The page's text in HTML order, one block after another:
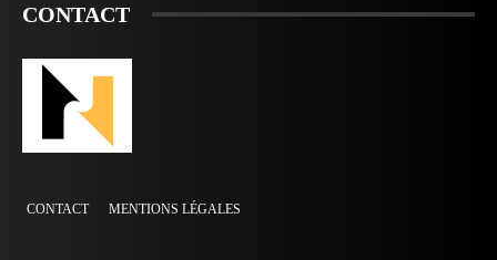
CONTACT
CONTACT MENTIONS LÉGALES